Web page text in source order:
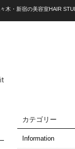
・新宿の美容室HAIR
カテゴリー
Information